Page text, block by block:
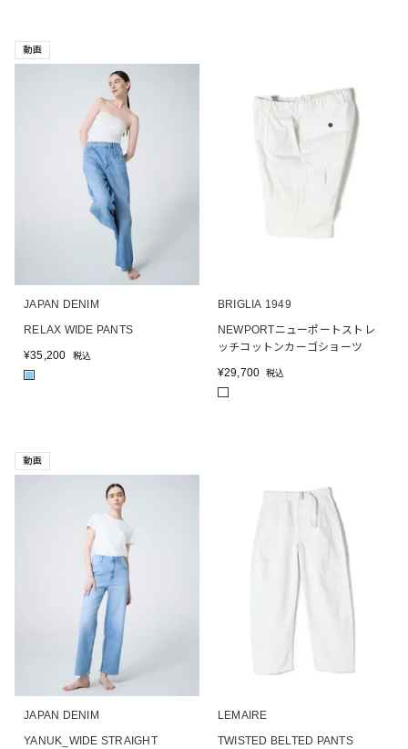
動画
JAPAN DENIM
RELAX WIDE PANTS
¥35,200 税込
■
BRIGLIA 1949
NEWPORTニューポートストレ
ッチコットンカーゴショーツ
¥29,700 税込
動画
JAPAN DENIM
YANUK_WIDE STRAIGHT
LEMAIRE
TWISTED BELTED PANTS